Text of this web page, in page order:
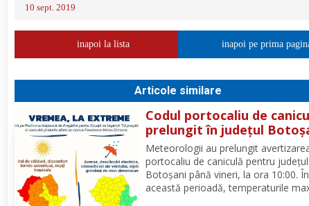
10 sept. 2019
inapoi la lista inapoi pe prima
Articole similare
Codul portocaliu de
prelungit în județul
Pentru ziua de mâine sunt
prognozate și furtuni
Meteorologii au prelungit
portocaliu de caniculă pentru județul
Botoșani până vineri, la ora 10:00. În
această perioadă, temperaturile